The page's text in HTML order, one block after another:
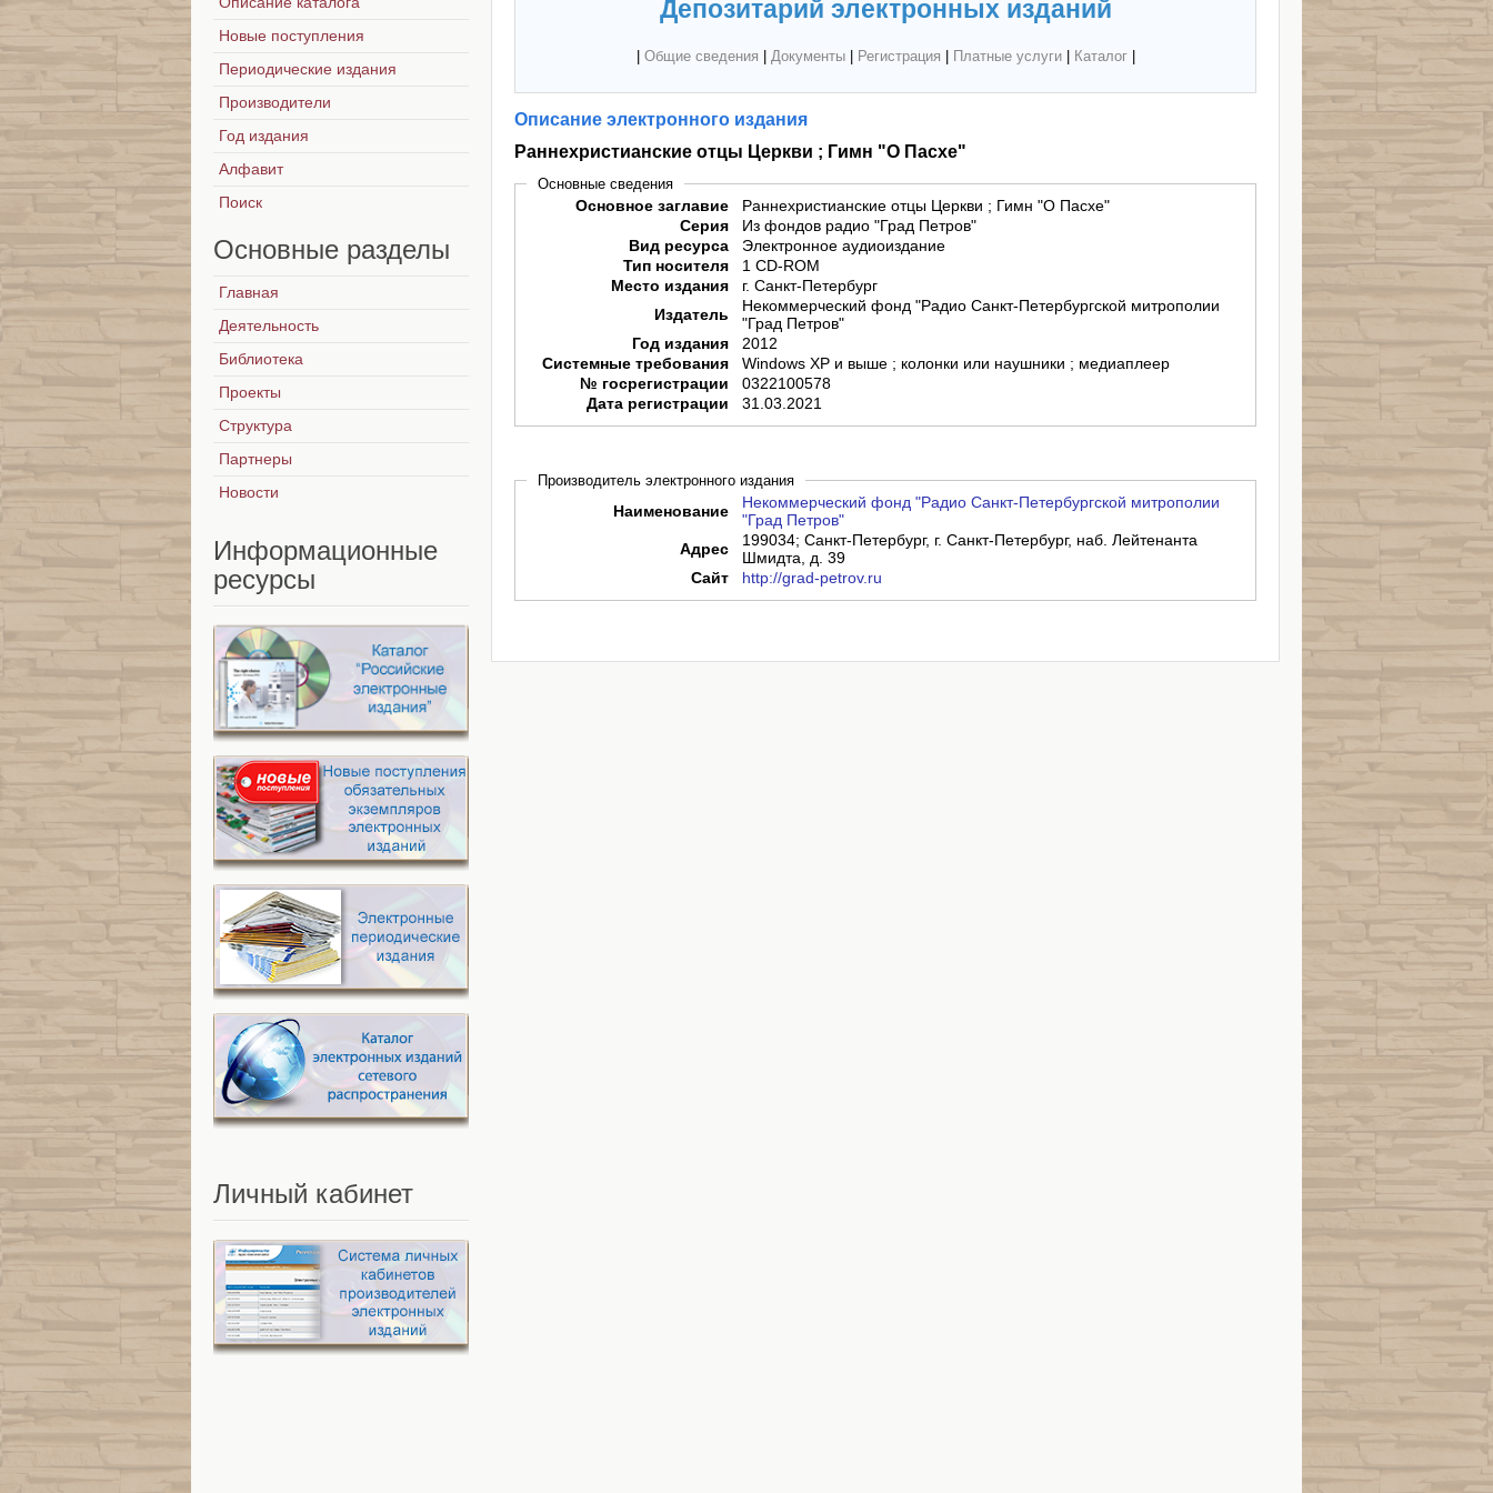
Депозитарий электронных изданий
Общие сведения Документы| Регистрация Платные услуги| Каталог|
Описание электронного издания
Раннехристианские отцы Церкви ; Гимн "О Пасхе"
Основные сведения
Основное заглавие
Раннехристианские отцы Церкви ; Гимн "О Пасхе"
Серия
Из фондов радио "Град Петров"
Вид ресурса
Электронное аудиоиздание
Тип носителя
1 CD-ROM
Место издания
г. Санкт-Петербург
Издатель
Некоммерческий фонд "Радио Санкт-Петербургской митрополии
"Град Петров"
Год издания
2012
Системные требования
Windows XP и выше ; колонки или наушники ; медиаплеер
№ госрегистрации
0322100578
Дата регистрации
31.03.2021
Производитель электронного издания
Наименование
Некоммерческий фонд "Радио Санкт-Петербургской митрополии
"Град Петров"
Адрес
199034; Санкт-Петербург, г. Санкт-Петербург, наб. Лейтенанта
Шмидта, д. 39
Сайт
http://grad-petrov.ru
Новые поступления
Периодические издания
Производители
Год издания
Алфавит
Поиск
Основные разделы
Главная
Деятельность
Библиотека
Проекты
Структура
Партнеры
Новости
Информационные
ресурсы
Личный кабинет